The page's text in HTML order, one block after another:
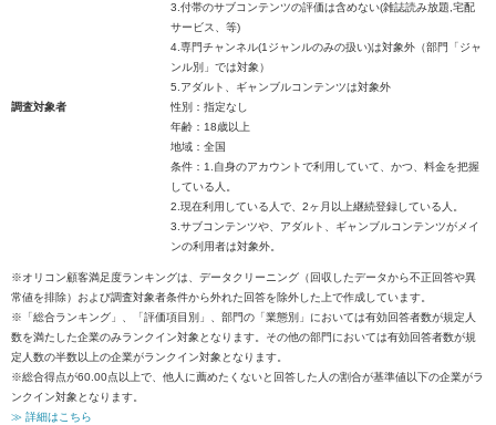
3.付帯のサブコンテンツの評価は含めない(雑誌読み放題,宅配
サービス、等)
4.専門チャンネル(1ジャンルのみの扱い)は対象外（部門「ジャ
ンル別」では対象）
5.アダルト、ギャンブルコンテンツは対象外
調査対象者
性別：指定なし
年齢：18歳以上
地域：全国
条件：1.自身のアカウントで利用していて、かつ、料金を把握
している人。
2.現在利用している人で、2ヶ月以上継続登録している人。
3.サブコンテンツや、アダルト、ギャンブルコンテンツがメイ
ンの利用者は対象外。
※オリコン顧客満足度ランキングは、データクリーニング（回収したデータから不正回答や異
常値を排除）および調査対象者条件から外れた回答を除外した上で作成しています。
※「総合ランキング」、「評価項目別」、部門の「業態別」においては有効回答者数が規定人
数を満たした企業のみランクイン対象となります。その他の部門においては有効回答者数が規
定人数の半数以上の企業がランクイン対象となります。
※総合得点が60.00点以上で、他人に薦めたくないと回答した人の割合が基準値以下の企業がラ
ンクイン対象となります。
≫ 詳細はこちら